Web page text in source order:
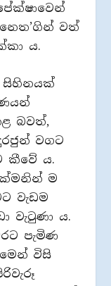
වත්
ය.
සිහිනයක්
බවත්,
වගට
කීවේ ය.
ම
වැඩම
වැටුණා ය.
පැමිණ
විසි